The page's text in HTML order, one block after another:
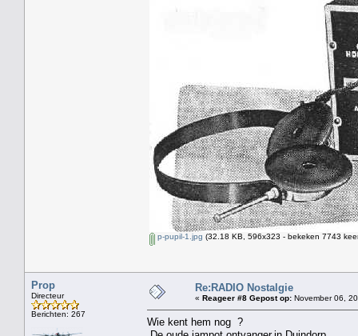
p-pupil-1.jpg (32.18 KB, 596x323 - bekeken 7743
Prop
Directeur
Berichten: 267
Re:RADIO Nostalgie
« Reageer #8 Gepost op: November 06,
Wie kent hem nog ?